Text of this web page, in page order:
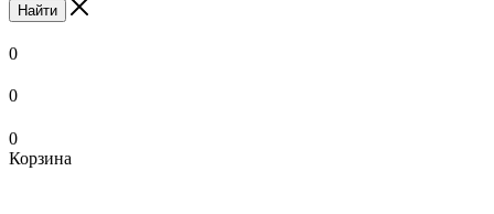
Найти
0
0
0
Корзина